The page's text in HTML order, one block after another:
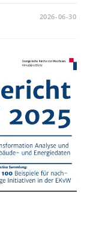
2026-06-30